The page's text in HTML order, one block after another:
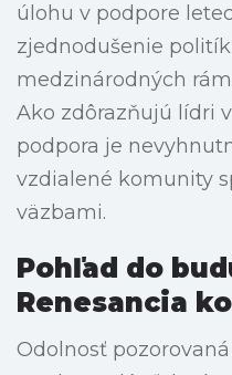
úlohu v podpore
zjednodušenie
medzinárodných
Ako zdôrazňujú lídri
podpora je
vzdialené komunity
väzbami.
Pohľad do
Renesancia
Odolnosť